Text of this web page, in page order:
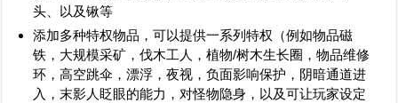
头、以及锹等
添加多种特权物品，可以提供一系列特权（例如物品磁
铁，大规模采矿，伐木工人，植物/树木生长圈，物品维修
环，高空跳伞，漂浮，夜视，负面影响保护，阴暗通道进
入，末影人眨眼的能力，对怪物隐身，以及可让玩家设定